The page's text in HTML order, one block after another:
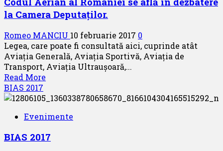
la Camera Deputaților.
Romeo MANCIU 10 februarie 2017 0
Legea, care poate fi consultată aici, cuprinde atât
Aviația Generală, Aviația Sportivă, Aviația de
Transport, Aviația Ultraușoară,...
Read More
about
Aerian
României
BIAS 2017
Evenimente
BIAS 2017